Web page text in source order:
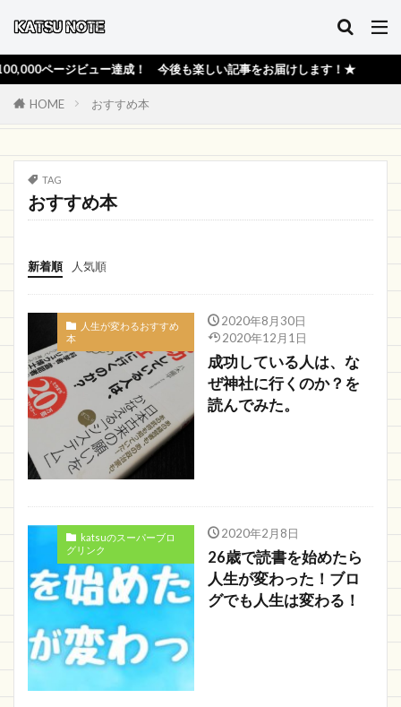
ージビュー達成！ 今後も楽しい記事をお届けします！★
HOME おすすめ本
TAG
おすすめ本
新着順 人気順
人生が変わるおすすめ
本
2020年8月30日
2020年12月1日
成功している人は、な
ぜ神社に行くのか？を
読んでみた。
katsuのスーパーブロ
グリンク
2020年2月8日
26歳で読書を始めたら
人生が変わった！ブロ
グでも人生は変わる！